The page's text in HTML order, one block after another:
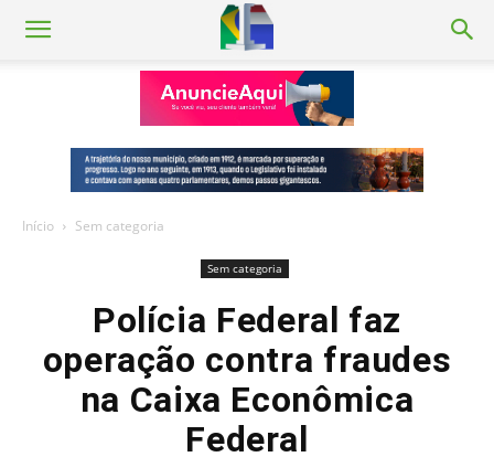
Início Sem categoria
Sem categoria
Polícia Federal faz
operação contra fraudes
na Caixa Econômica
Federal